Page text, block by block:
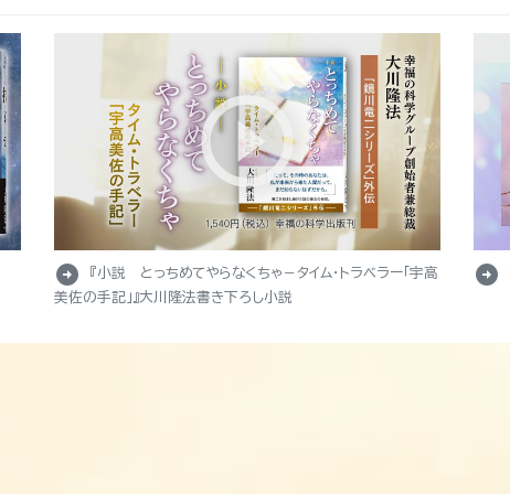
arrow_circle_right
『小説 とっちめてやらなくちゃ－タイム・トラベラー「宇高
美佐の手記」』大川隆法書き下ろし小説
arrow_circle_right